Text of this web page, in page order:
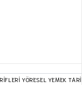
YÖRESEL YEMEK